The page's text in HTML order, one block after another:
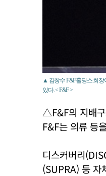
▲ 김창수 F&F홀딩스 회장
있다. < F&F >
△F&F의 지배
F&F는 의류 등
디스커버리
(SUPRA) 등 자